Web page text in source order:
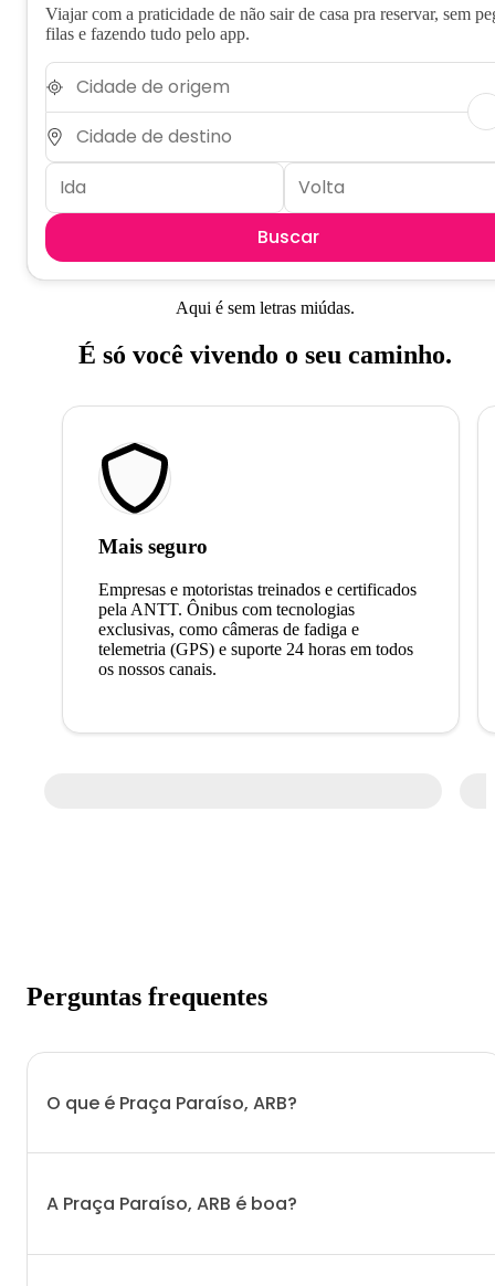
Viajar com a praticidade de não sair de casa pra reservar, sem
filas e fazendo tudo pelo app.
Buscar
Aqui é sem letras miúdas.
É só você vivendo o seu caminho.
Mais seguro
Empresas e motoristas treinados e certificados
pela ANTT. Ônibus com tecnologias
exclusivas, como câmeras de fadiga e
telemetria (GPS) e suporte 24 horas em todos
os nossos canais.
Perguntas frequentes
O que é Praça Paraíso, ARB?
A Praça Paraíso, ARB é boa?